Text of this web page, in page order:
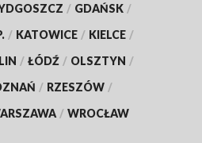
/ GDAŃSK /
/ KATOWICE / KIELCE /
/ ŁÓDŹ / OLSZTYN /
/ RZESZÓW /
/ WROCŁAW